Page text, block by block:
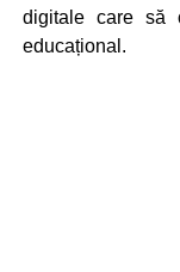
digitale care să
educațional.